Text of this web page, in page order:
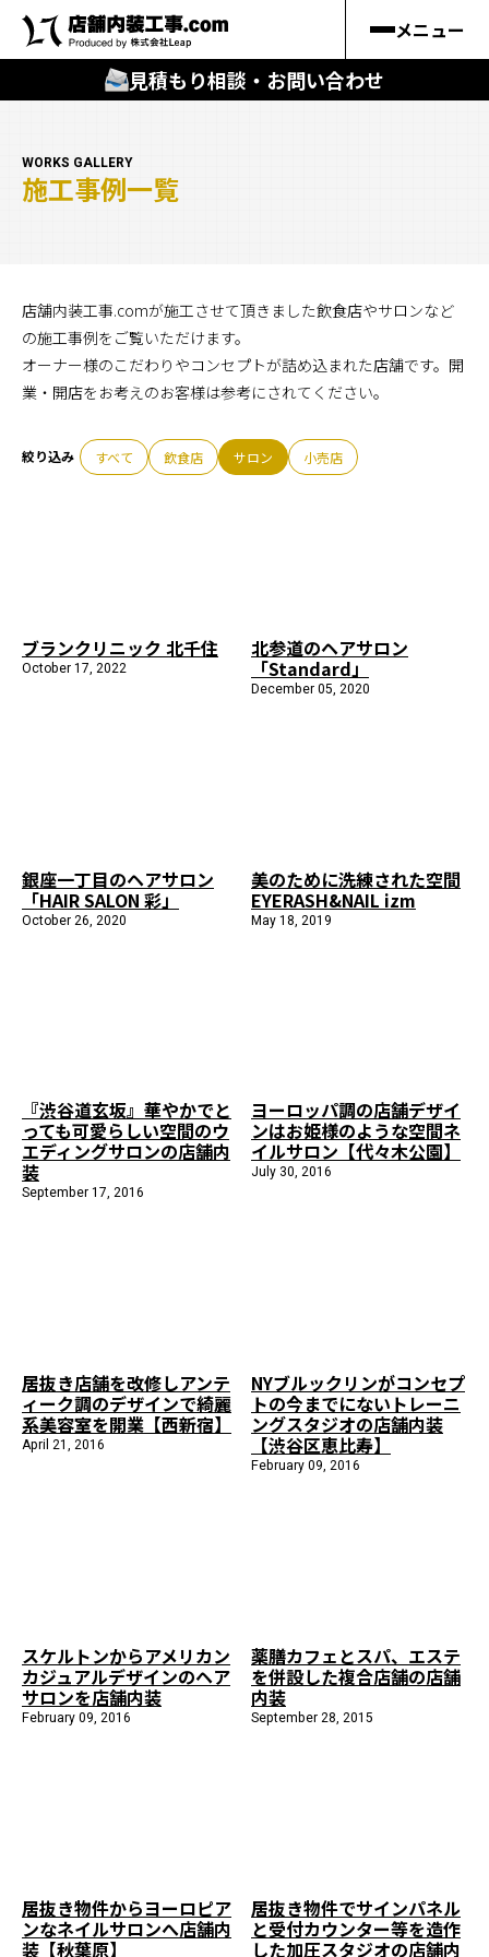
メニュー
見積もり相談・お問い合わせ
🔍︎探す
キーワードから
🔍知る
店舗内装工事.comの強み
WORKS GALLERY
施工事例一覧
店舗内装工事.comが施工させて頂きました飲食店やサロンなど
の施工事例をご覧いただけます。
オーナー様のこだわりやコンセプトが詰め込まれた店舗です。開
業・開店をお考えのお客様は参考にされてください。
すべて 飲食店 サロン 小売店
ブランクリニック 北千住
October 17, 2022
北参道のヘアサロン
「Standard」
December 05, 2020
銀座一丁目のヘアサロン
「HAIR SALON 彩」
October 26, 2020
美のために洗練された空間
EYERASH&NAIL izm
May 18, 2019
『渋谷道玄坂』華やかでと
っても可愛らしい空間のウ
エディングサロンの店舗内
装
September 17, 2016
ヨーロッパ調の店舗デザイ
ンはお姫様のような空間ネ
イルサロン【代々木公園】
July 30, 2016
居抜き店舗を改修しアンテ
ィーク調のデザインで綺麗
系美容室を開業【西新宿】
April 21, 2016
NYブルックリンがコンセプ
トの今までにないトレーニ
ングスタジオの店舗内装
【渋谷区恵比寿】
February 09, 2016
スケルトンからアメリカン
カジュアルデザインのヘア
サロンを店舗内装
February 09, 2016
薬膳カフェとスパ、エステ
を併設した複合店舗の店舗
内装
September 28, 2015
居抜き物件からヨーロピア
ンなネイルサロンへ店舗内
装【秋葉原】
居抜き物件でサインパネル
と受付カウンター等を造作
した加圧スタジオの店舗内